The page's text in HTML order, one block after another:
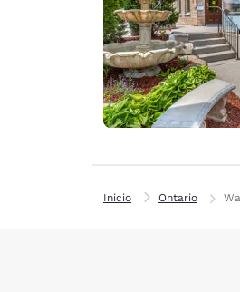
Inicio Ontario